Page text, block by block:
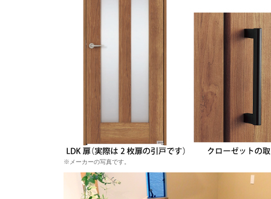
※メーカーの写真です。